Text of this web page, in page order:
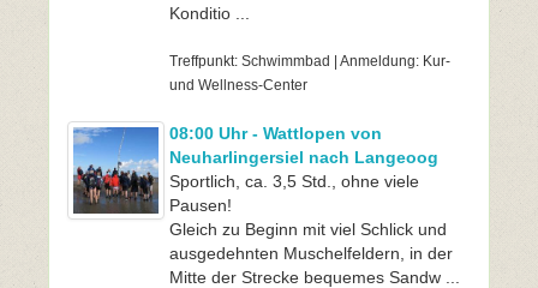
Konditio ...
Treffpunkt: Schwimmbad | Anmeldung: Kur-
und Wellness-Center
08:00 Uhr - Wattlopen von
Neuharlingersiel nach Langeoog
Sportlich, ca. 3,5 Std., ohne viele
Pausen!
Gleich zu Beginn mit viel Schlick und
ausgedehnten Muschelfeldern, in der
Mitte der Strecke bequemes Sandw ...